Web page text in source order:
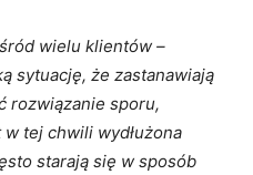
wielu klientów –
sytuację, że zastanawiają
rozwiązanie sporu,
tej chwili wydłużona
starają się w sposób